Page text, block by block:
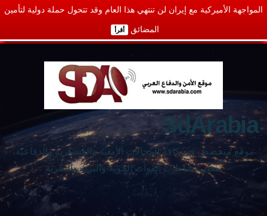
المواجهة الأميركية مع إيران لن تنتهي هذا العام وقد تتحول حملة دولية لتأمين
المضائق أقرأ
SdArabia
موقع متخصص في كافة المجالات الأمنية والعسكرية والدفاعية،
يغطي نشاطات القوات الجوية والبرية والبحرية